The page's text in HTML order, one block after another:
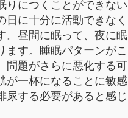
りにつくことができない
日に十分に活動できなく
。昼間に眠って、夜に眠
ます。睡眠パターンがこ
問題がさらに悪化する可
が一杯になることに敏感
尿する必要があると感じ